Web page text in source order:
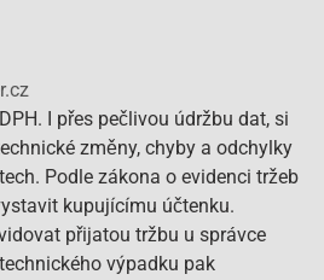
I přes pečlivou údržbu dat, si
změny, chyby a odchylky
Podle zákona o evidenci tržeb
kupujícímu účtenku.
přijatou tržbu u správce
výpadku pak